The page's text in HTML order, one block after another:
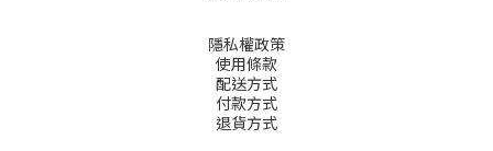
隱私權政策
使用條款
配送方式
付款方式
退貨方式